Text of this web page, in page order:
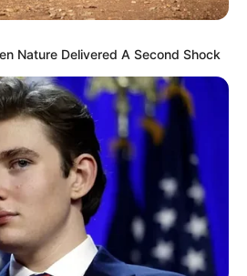
Nature Delivered A Second Shock